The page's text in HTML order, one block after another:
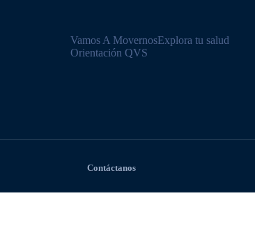
Vamos A MovernosExplora tu salud​
Orientación QVS
Contáctanos